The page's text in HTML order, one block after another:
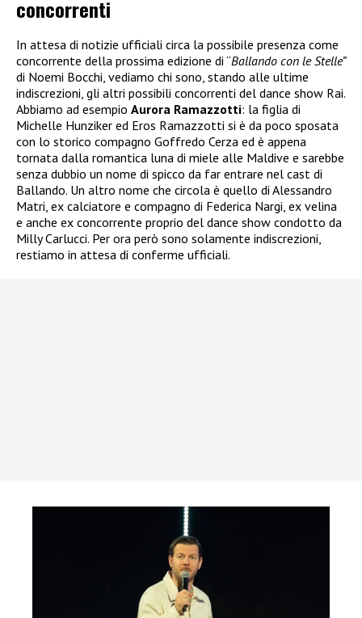
concorrenti
In attesa di notizie ufficiali circa la possibile presenza come
concorrente della prossima edizione di “Ballando con le Stelle”
di Noemi Bocchi, vediamo chi sono, stando alle ultime
indiscrezioni, gli altri possibili concorrenti del dance show Rai.
Abbiamo ad esempio Aurora Ramazzotti: la figlia di
Michelle Hunziker ed Eros Ramazzotti si è da poco sposata
con lo storico compagno Goffredo Cerza ed è appena
tornata dalla romantica luna di miele alle Maldive e sarebbe
senza dubbio un nome di spicco da far entrare nel cast di
Ballando. Un altro nome che circola è quello di Alessandro
Matri, ex calciatore e compagno di Federica Nargi, ex velina
e anche ex concorrente proprio del dance show condotto da
Milly Carlucci. Per ora però sono solamente indiscrezioni,
restiamo in attesa di conferme ufficiali.